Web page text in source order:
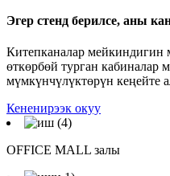
Эгер стенд берилсе, аны
Китепканалар мейкиндигин
өткөрбөй турган
мүмкүнчүлүктөрүн кеңейте
Кененирээк окуу
OFFICE MALL залы